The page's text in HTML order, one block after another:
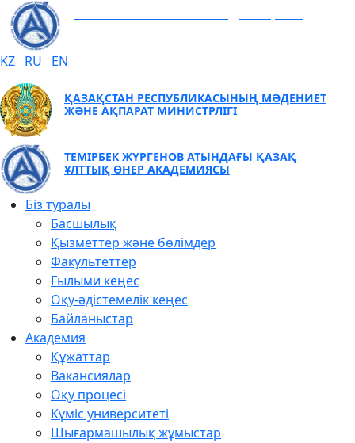
KZ RU EN
ҚАЗАҚСТАН РЕСПУБЛИКАСЫНЫҢ МӘДЕНИЕТ
ЖӘНЕ АҚПАРАТ МИНИСТРЛІГІ
ТЕМІРБЕК ЖҮРГЕНОВ АТЫНДАҒЫ ҚАЗАҚ
ҰЛТТЫҚ ӨНЕР АКАДЕМИЯСЫ
Біз туралы
Басшылық
Қызметтер және бөлімдер
Факультеттер
Ғылыми кеңес
Оқу-әдістемелік кеңес
Байланыстар
Академия
Құжаттар
Вакансиялар
Оқу процесі
Күміс университеті
Шығармашылық жұмыстар